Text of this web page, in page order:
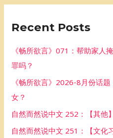
c
o
:
Recent Posts
《畅所欲言》071：帮助家人
罪吗？
《畅所欲言》2026-8月份话
女？
自然而然说中文 252：【其他
自然而然说中文 251：【文